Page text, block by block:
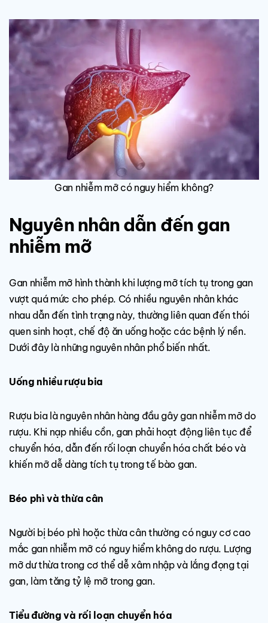
Gan nhiễm mỡ có nguy hiểm không?
Nguyên nhân dẫn đến gan
nhiễm mỡ
Gan nhiễm mỡ hình thành khi lượng mỡ tích tụ trong gan
vượt quá mức cho phép. Có nhiều nguyên nhân khác
nhau dẫn đến tình trạng này, thường liên quan đến thói
quen sinh hoạt, chế độ ăn uống hoặc các bệnh lý nền.
Dưới đây là những nguyên nhân phổ biến nhất.
Uống nhiều rượu bia
Rượu bia là nguyên nhân hàng đầu gây gan nhiễm mỡ do
rượu. Khi nạp nhiều cồn, gan phải hoạt động liên tục để
chuyển hóa, dẫn đến rối loạn chuyển hóa chất béo và
khiến mỡ dễ dàng tích tụ trong tế bào gan.
Béo phì và thừa cân
Người bị béo phì hoặc thừa cân thường có nguy cơ cao
mắc gan nhiễm mỡ có nguy hiểm không do rượu. Lượng
mỡ dư thừa trong cơ thể dễ xâm nhập và lắng đọng tại
gan, làm tăng tỷ lệ mỡ trong gan.
Tiểu đường và rối loạn chuyển hóa